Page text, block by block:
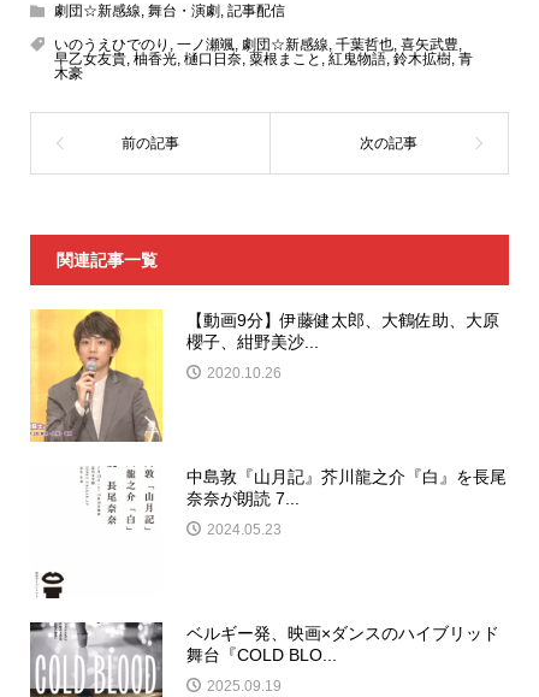
劇団☆新感線, 舞台・演劇 , 記事配信
いのうえひでのり , 一ノ瀬颯, 劇団☆新感線, 千葉哲也, 喜矢武豊,
早乙女友貴, 柚香光, 樋口日奈, 粟根まこと , 紅鬼物語, 鈴木拡樹, 青
木豪
関連記事一覧
【動画9分】伊藤健太郎、大鶴佐助、大原
櫻子、紺野美沙...
2020.10.26
中島敦『山月記』芥川龍之介『白』を長尾
奈奈が朗読 7...
2024.05.23
ベルギー発、映画×ダンスのハイブリッド
舞台『COLD BLO...
2025.09.19